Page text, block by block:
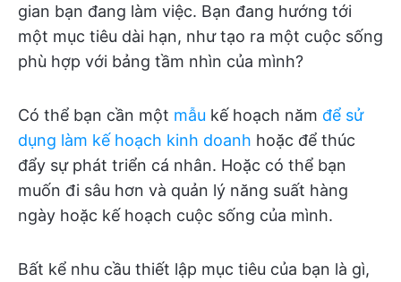
gian bạn đang làm việc. Bạn đang hướng tới
một mục tiêu dài hạn, như tạo ra một cuộc sống
phù hợp với bảng tầm nhìn của mình?
Có thể bạn cần một mẫu kế hoạch năm để sử
dụng làm kế hoạch kinh doanh hoặc để thúc
đẩy sự phát triển cá nhân. Hoặc có thể bạn
muốn đi sâu hơn và quản lý năng suất hàng
ngày hoặc kế hoạch cuộc sống của mình.
Bất kể nhu cầu thiết lập mục tiêu của bạn là gì,